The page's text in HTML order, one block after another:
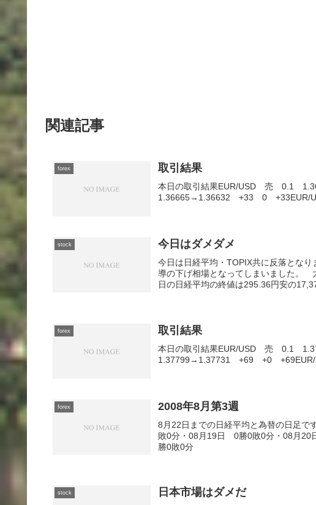
関連記事
forex 取引結果
本日の取引結果EUR/USD 売 0.1
1.36665→1.36632 +33 0
stock 今日はダメダメ
今日は日経平均・TOPIX共に反落とな
導の下げ相場となってしまいました。
日の日経平均の終値は295.36円安の
forex 取引結果
本日の取引結果EUR/USD 売 0.1
1.37799→1.37731 +69 +0
forex 2008年8月第3週
8月22日までの日経平均と為替の日足
敗0分・08月19日 0勝0敗0分・08月
勝0敗0分
stock 日本市場はダメだ